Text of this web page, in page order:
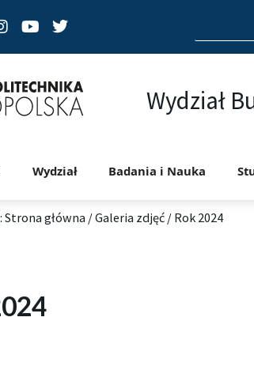
Instagram
YoutubeTwitter
for:
Wydział
Wydział Badania i Nauka
Strona główna /Galeria zdjęć/ Rok 2024